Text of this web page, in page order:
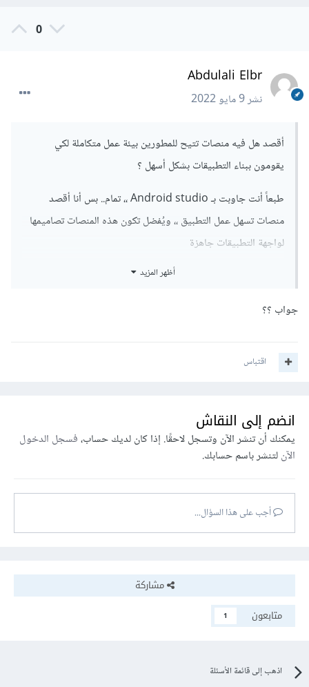
0
Abdulali Elbr
نشر9 مايو 2022
أقصد هل فيه منصات تتيح للمطورين بيئة عمل متكاملة لكي
يقومون ببناء التطبيقات بشكل أسهل ؟
طبعاً أنت جاوبت بـ Android studio ،، تمام.. بس أنا أقصد
منصات تسهل عمل التطبيق ،، ويُفضل تكون هذه المنصات تصاميمها
لواجهة التطبيقات جاهزة
> صراحة أنا ما أحب التقليد بالتصميم "أخاف من الحقوق" واعذرني
======================
الويب.. والجوال أيضاً معاً.. وبلغة جيدة .. ماذا تنصحني به من احدى
دورات الأكاديمية ؟
مع الشكر لك ..
أظهر المزيد
جواب ؟؟
اقتباس
انضم إلى النقاش
يمكنك أن تنشر الآن وتسجل لاحقًا. إذا كان لديك حساب،فسجل الدخول
الآنلتنشر باسم حسابك.
أجب على هذا السؤال...
مشاركة
متابعون
1
اذهب إلى قائمة الأسئلة